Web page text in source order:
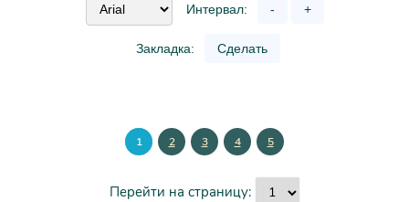
Интервал: - +
Закладка: Сделать
1 2 3 4 5
Перейти на страницу: